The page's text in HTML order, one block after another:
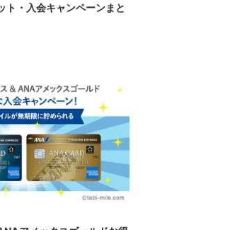
ト・入会キャンペーンまと